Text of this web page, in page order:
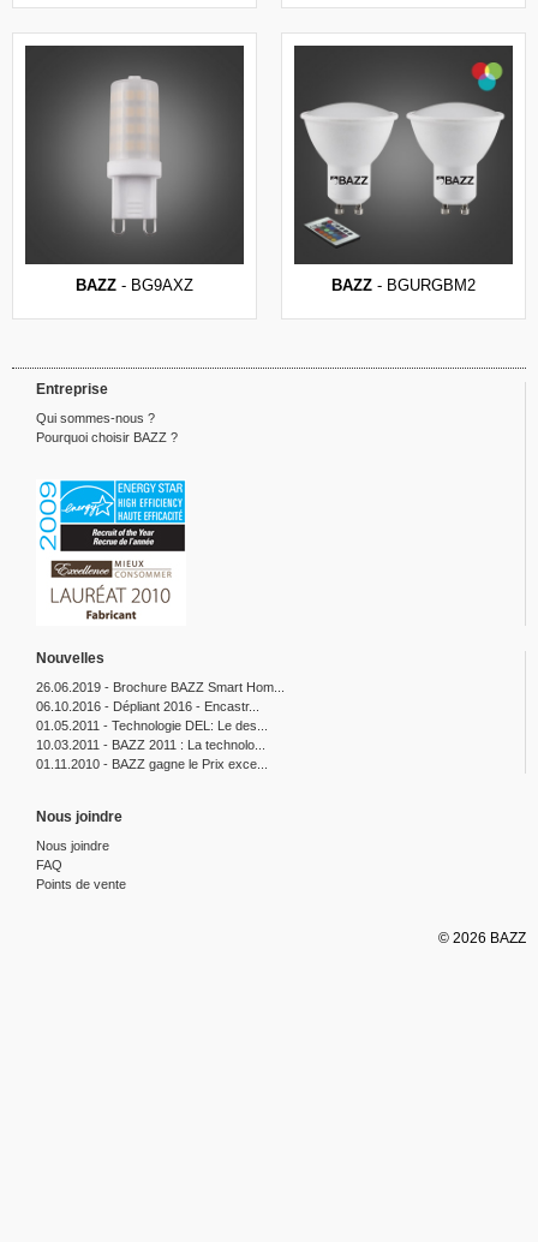
BAZZ - BG9AXZ BAZZ - BGURGBM2
Entreprise
Qui sommes-nous ?
Pourquoi choisir BAZZ ?
Nouvelles
26.06.2019 - Brochure BAZZ Smart Hom...
06.10.2016 - Dépliant 2016 - Encastr...
01.05.2011 - Technologie DEL: Le des...
10.03.2011 - BAZZ 2011 : La technolo...
01.11.2010 - BAZZ gagne le Prix exce...
Nous joindre
Nous joindre
FAQ
Points de vente
© 2026 BAZZ